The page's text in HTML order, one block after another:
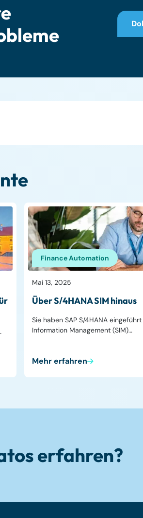
Finance Automation
Mai 13, 2025
Über S/4HANA SIM hinaus
Sie haben SAP S/4HANA
Information Management (SIM)…
Mehr erfahren
erfahren?